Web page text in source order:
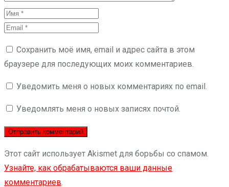
Сохранить моё имя, email и адрес сайта в этом
браузере для последующих моих комментариев.
Уведомить меня о новых комментариях по email.
Уведомлять меня о новых записях почтой.
Этот сайт использует Akismet для борьбы со спамом.
Узнайте, как обрабатываются ваши данные
комментариев.